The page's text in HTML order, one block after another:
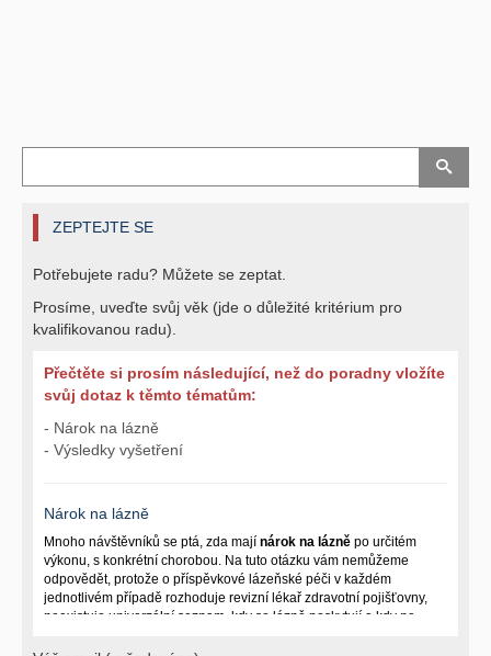
ZEPTEJTE SE
Potřebujete radu? Můžete se zeptat.
Prosíme, uveďte svůj věk (jde o důležité kritérium pro
kvalifikovanou radu).
Přečtěte si prosím následující, než do poradny vložíte
svůj dotaz k těmto tématům:
- Nárok na lázně
- Výsledky vyšetření
Nárok na lázně
Mnoho návštěvníků se ptá, zda mají nárok na lázně po určitém
výkonu, s konkrétní chorobou. Na tuto otázku vám nemůžeme
odpovědět, protože o příspěvkové lázeňské péči v každém
jednotlivém případě rozhoduje revizní lékař zdravotní pojišťovny,
neexistuje univerzální seznam, kdy se lázně poskytují a kdy ne.